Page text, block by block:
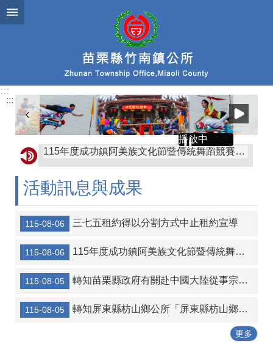
跳到主要內容區塊
:::
:::
播放中
115年度成功鎮阿美族文化節暨傳統舞蹈競賽及族語推廣系列活動
轉知苗栗縣政府有關赴中國大陸從事宗教交流相關風險及注意事項
115年暑期保護青少年-青春專案
活動訊息與成果
115-08-06 三七五租約得以分割方式中止租約宣導
115-08-06 115年度成功鎮阿美族文化節暨傳統舞蹈競賽及族語推廣系列活動
115-08-05 轉知苗栗縣政府有關赴中國大陸從事宗教交流相關風險及注意事項
115-08-05 轉知屏東縣枋山鄉公所「屏東縣枋山鄉發放兒童節兒童禮金自治條例」部分條文公告、令、總說明、修正條文對照表及全部條文各1份
更多